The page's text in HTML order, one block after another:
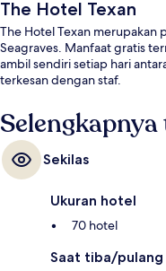
The Hotel Texan
The Hotel Texan merupakan
Seagraves. Manfaat gratis
ambil sendiri setiap hari
terkesan dengan staf.
Sekilas
Ukuran hotel
70 hotel
Saat tiba/pulang